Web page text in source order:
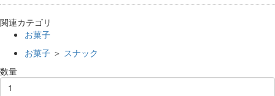
関連カテゴリ
お菓子
お菓子 ＞ スナック
数量